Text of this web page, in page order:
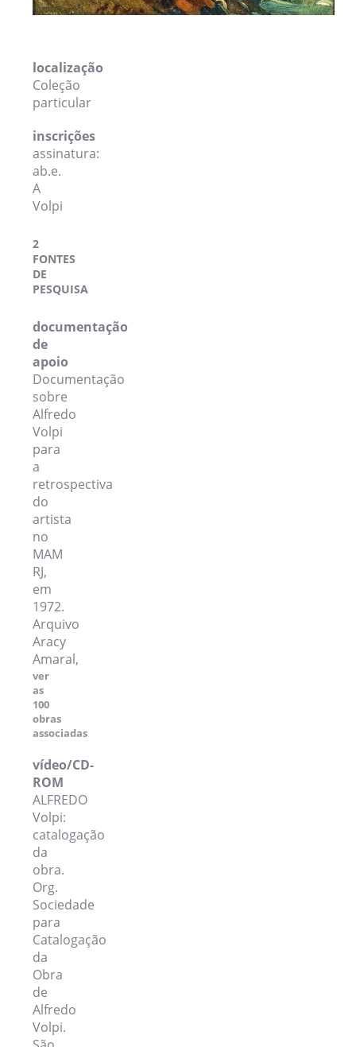
localização
Coleção
particular
inscrições
assinatura:
ab.e.
A
Volpi
2
FONTES
DE
PESQUISA
documentação
de
apoio
Documentação
sobre
Alfredo
Volpi
para
a
retrospectiva
do
artista
no
MAM
RJ,
em
1972.
Arquivo
Aracy
Amaral,
ver
as
100
obras
associadas
vídeo/CD-
ROM
ALFREDO
Volpi:
catalogação
da
obra.
Org.
Sociedade
para
Catalogação
da
Obra
de
Alfredo
Volpi.